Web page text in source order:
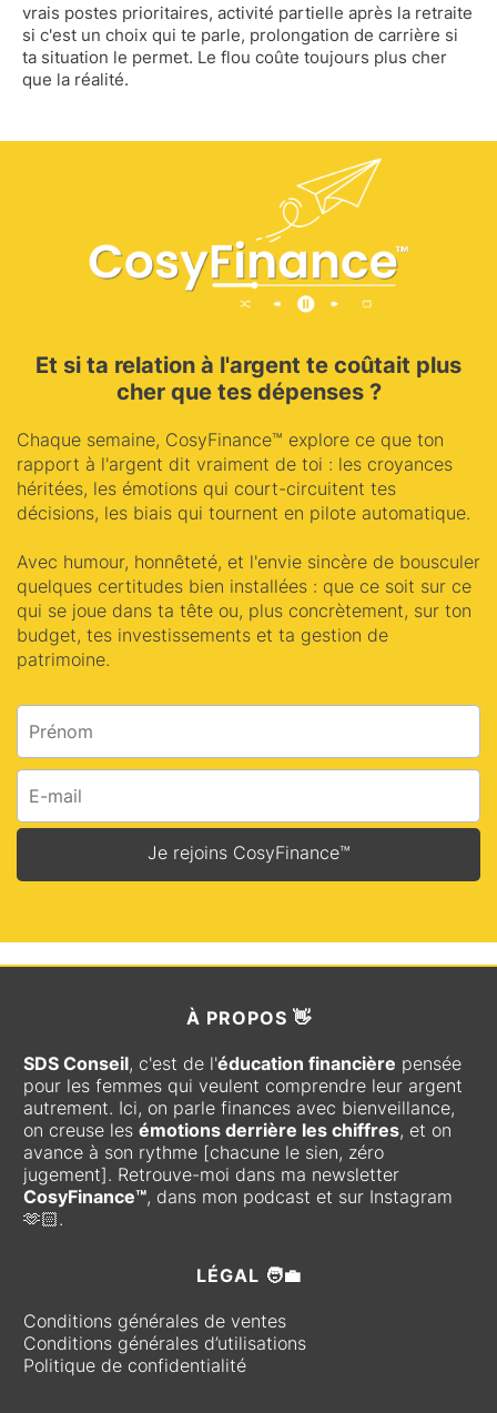
vrais postes prioritaires, activité partielle après la retraite
si c'est un choix qui te parle, prolongation de carrière si
ta situation le permet. Le flou coûte toujours plus cher
que la réalité.
Et si ta relation à l'argent te coûtait plus
cher que tes dépenses ?
Chaque semaine, CosyFinance™ explore ce que ton
rapport à l'argent dit vraiment de toi : les croyances
héritées, les émotions qui court-circuitent tes
décisions, les biais qui tournent en pilote automatique.
Avec humour, honnêteté, et l'envie sincère de bousculer
quelques certitudes bien installées : que ce soit sur ce
qui se joue dans ta tête ou, plus concrètement, sur ton
budget, tes investissements et ta gestion de
patrimoine.
Je rejoins CosyFinance™
À PROPOS 👋
SDS Conseil, c'est de l'éducation financière pensée
pour les femmes qui veulent comprendre leur argent
autrement. Ici, on parle finances avec bienveillance,
on creuse les émotions derrière les chiffres, et on
avance à son rythme [chacune le sien, zéro
jugement]. Retrouve-moi dans ma newsletter
CosyFinance™, dans mon podcast et sur Instagram
🫶🏻.
LÉGAL 🧑‍💼
Conditions générales de ventes
Conditions générales d’utilisations
Politique de confidentialité